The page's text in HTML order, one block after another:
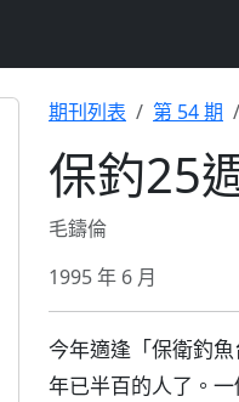
期刊列表 第 54 期
保釣25
毛鑄倫
1995 年 6 月
今年適逢「保衛釣
年已半百的人了。